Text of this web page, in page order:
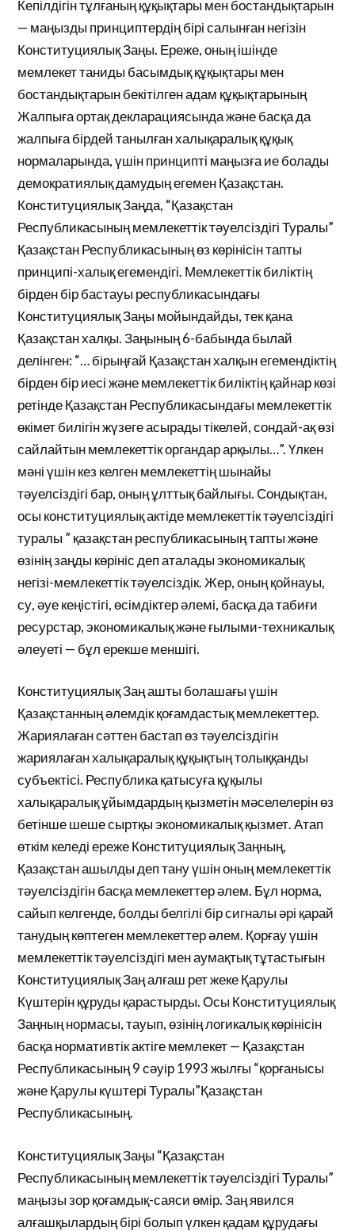
Кепілдігін тұлғаның құқықтары мен бостандықтарын
— маңызды принциптердің бірі салынған негізін
Конституциялық Заңы. Ереже, оның ішінде
мемлекет таниды басымдық құқықтары мен
бостандықтарын бекітілген адам құқықтарының
Жалпыға ортақ декларациясында және басқа да
жалпыға бірдей танылған халықаралық құқық
нормаларында, үшін принципті маңызға ие болады
демократиялық дамудың егемен Қазақстан.
Конституциялық Заңда, “Қазақстан
Республикасының мемлекеттік тәуелсіздігі Туралы”
Қазақстан Республикасының өз көрінісін тапты
принципі-халық егемендігі. Мемлекеттік биліктің
бірден бір бастауы республикасындағы
Конституциялық Заңы мойындайды, тек қана
Қазақстан халқы. Заңының 6-бабында былай
делінген: “… бірыңғай Қазақстан халқын егемендіктің
бірден бір иесі және мемлекеттік биліктің қайнар көзі
ретінде Қазақстан Республикасындағы мемлекеттік
өкімет билігін жүзеге асырады тікелей, сондай-ақ өзі
сайлайтын мемлекеттік органдар арқылы…”. Үлкен
мәні үшін кез келген мемлекеттің шынайы
тәуелсіздігі бар, оның ұлттық байлығы. Сондықтан,
осы конституциялық актіде мемлекеттік тәуелсіздігі
туралы ” қазақстан республикасының тапты және
өзінің заңды көрініс деп аталады экономикалық
негізі-мемлекеттік тәуелсіздік. Жер, оның қойнауы,
су, әуе кеңістігі, өсімдіктер әлемі, басқа да табиғи
ресурстар, экономикалық және ғылыми-техникалық
әлеуеті — бұл ерекше меншігі.
Конституциялық Заң ашты болашағы үшін
Қазақстанның әлемдік қоғамдастық мемлекеттер.
Жариялаған сәттен бастап өз тәуелсіздігін
жариялаған халықаралық құқықтың толыққанды
субъектісі. Республика қатысуға құқылы
халықаралық ұйымдардың қызметін мәселелерін өз
бетінше шеше сыртқы экономикалық қызмет. Атап
өткім келеді ереже Конституциялық Заңның,
Қазақстан ашылды деп тану үшін оның мемлекеттік
тәуелсіздігін басқа мемлекеттер әлем. Бұл норма,
сайып келгенде, болды белгілі бір сигналы әрі қарай
танудың көптеген мемлекеттер әлем. Қорғау үшін
мемлекеттік тәуелсіздігі мен аумақтық тұтастығын
Конституциялық Заң алғаш рет жеке Қарулы
Күштерін құруды қарастырды. Осы Конституциялық
Заңның нормасы, тауып, өзінің логикалық көрінісін
басқа нормативтік актіге мемлекет — Қазақстан
Республикасының 9 сәуір 1993 жылғы “қорғанысы
және Қарулы күштері Туралы”Қазақстан
Республикасының.
Конституциялық Заңы “Қазақстан
Республикасының мемлекеттік тәуелсіздігі Туралы”
маңызы зор қоғамдық-саяси өмір. Заң явился
алғашқылардың бірі болып үлкен қадам құрудағы